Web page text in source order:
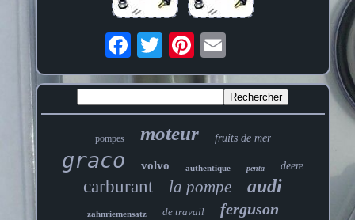
pompes moteur fruits de mer
graco volvo authentique penta deere
carburant la pompe audi
zahnriemensatz de travail ferguson